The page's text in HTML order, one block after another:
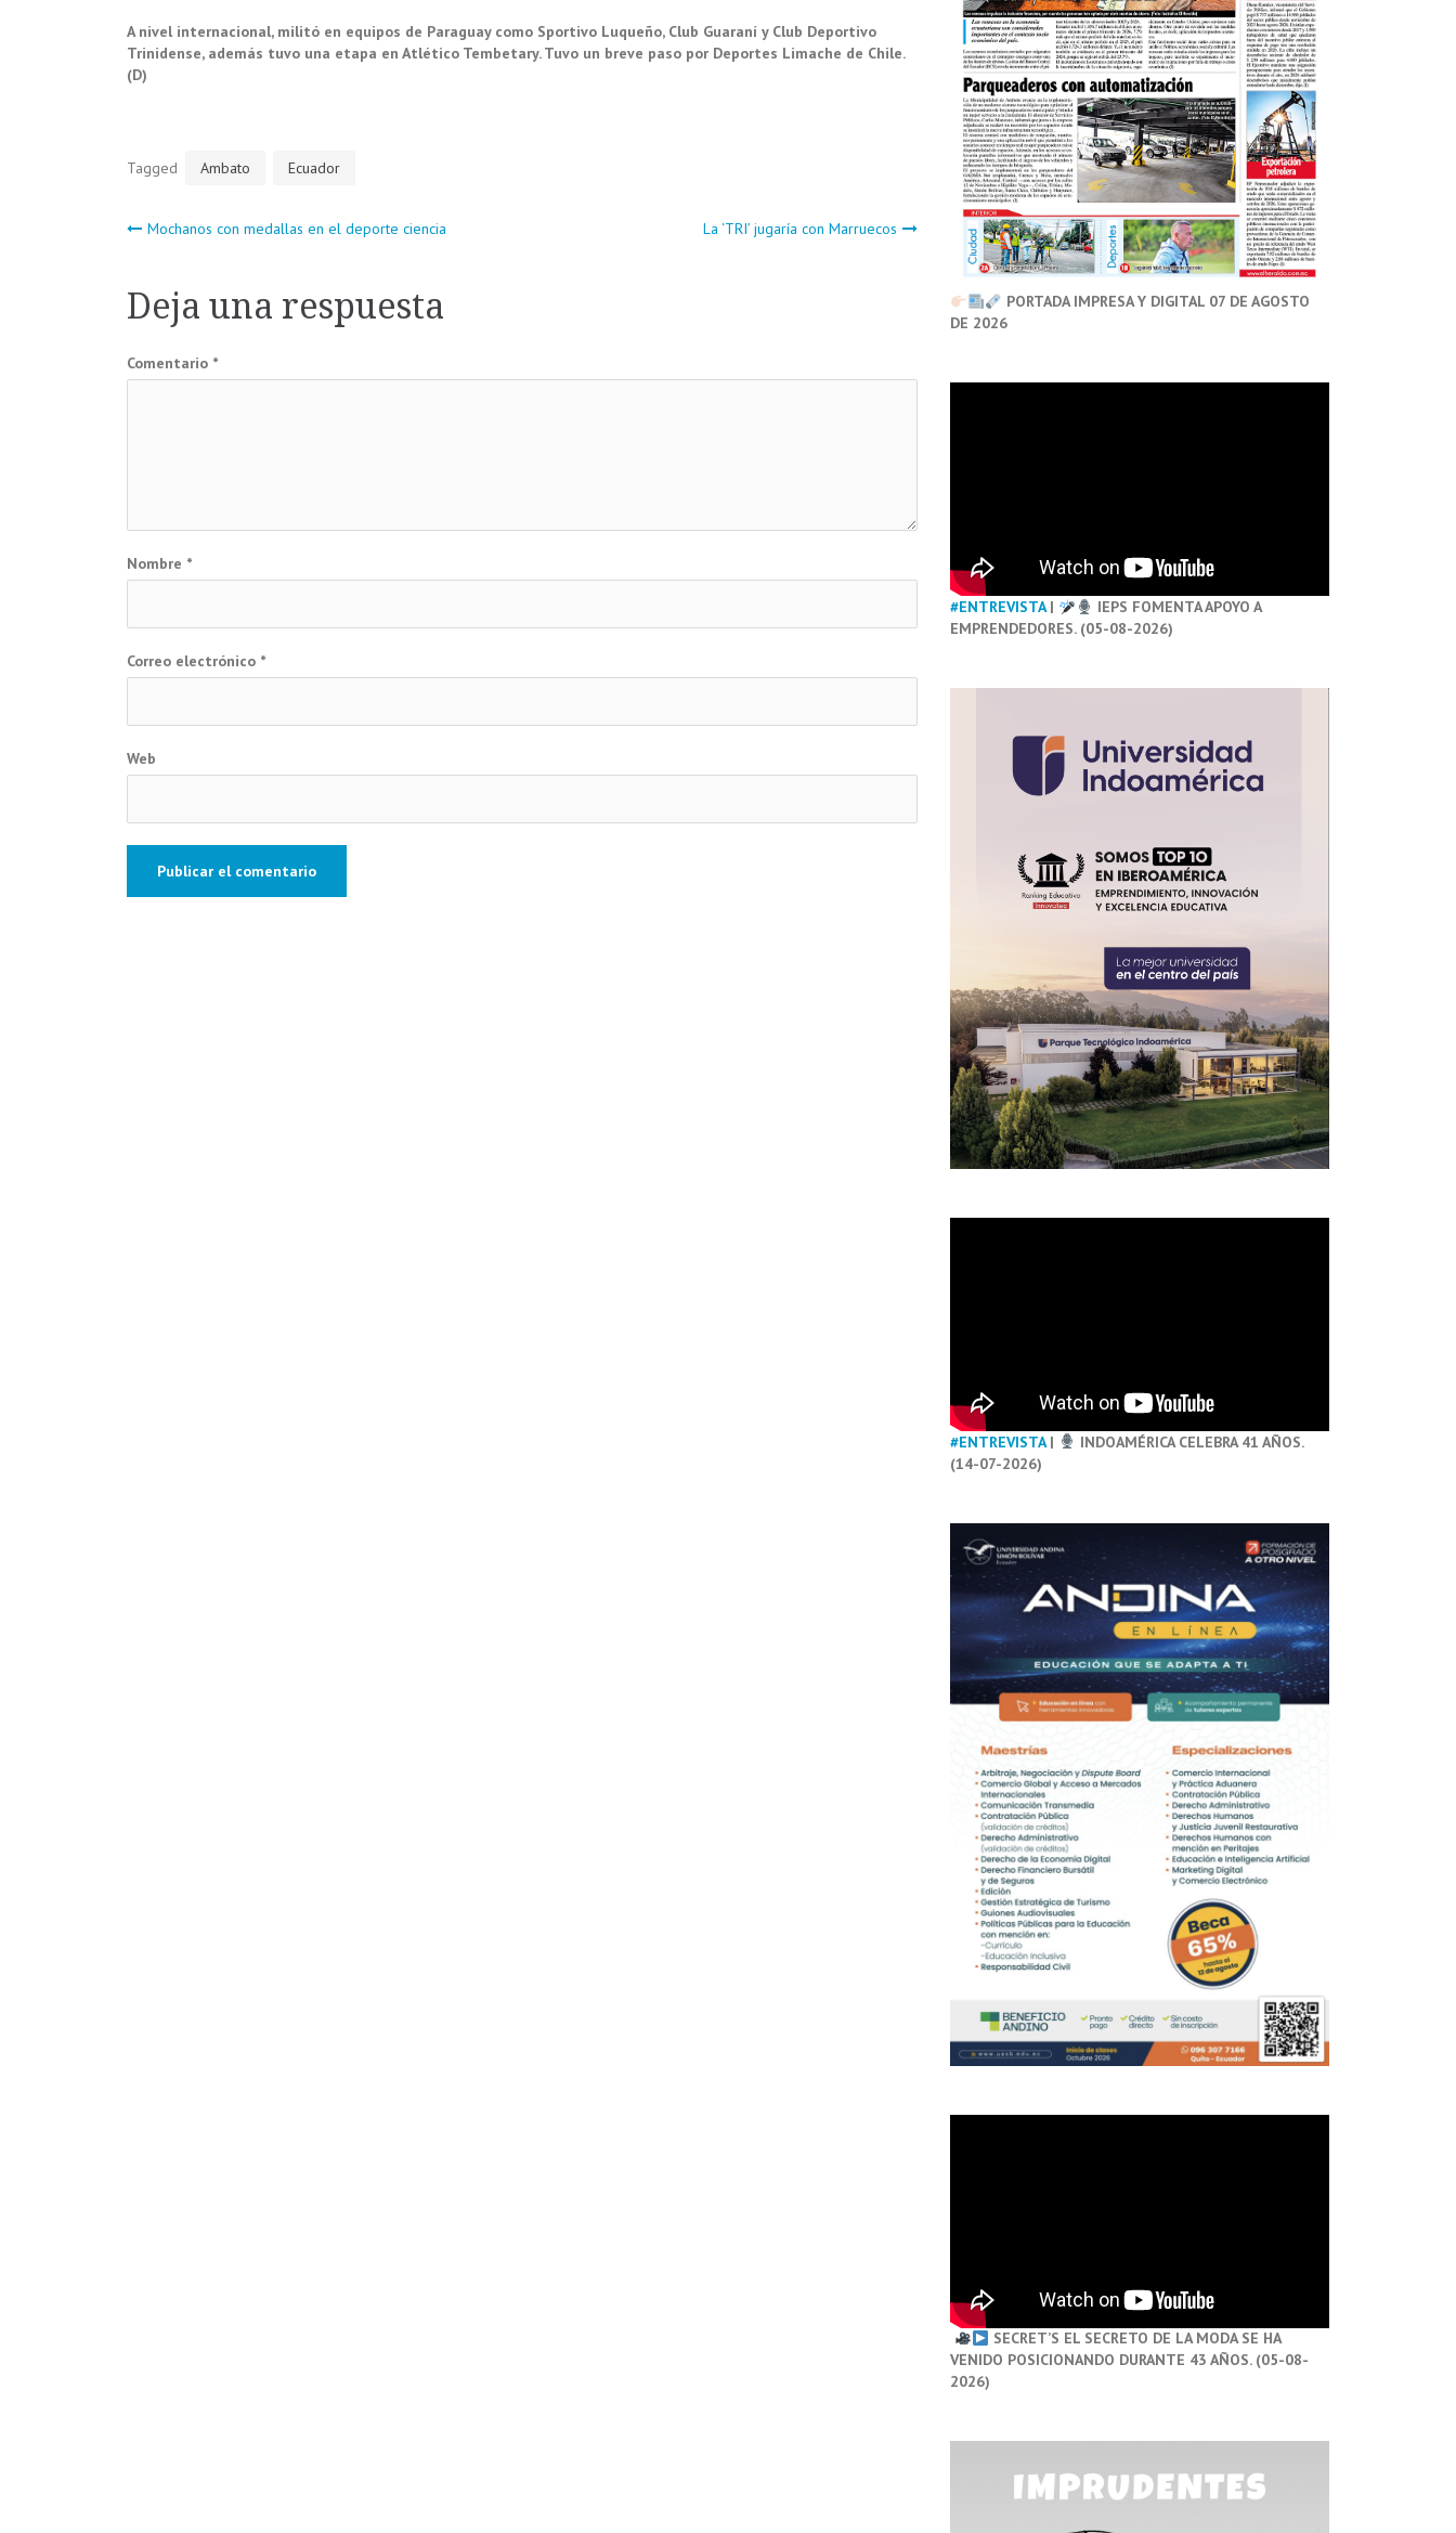
A nivel internacional, militó en equipos de Paraguay como Sportivo Luqueño, Club Guaraní y Club Deportivo
Trinidense, además tuvo una etapa en Atlético Tembetary. Tuvo un breve paso por Deportes Limache de Chile.
(D)
Tagged Ambato Ecuador
Navegación
de
entradas
Mochanos con medallas en el deporte ciencia La ‘TRI’ jugaría con Marruecos
Deja una respuesta
Comentario *
Nombre *
Correo electrónico *
Web
PORTADA IMPRESA Y DIGITAL 07 DE AGOSTO
DE 2026
#ENTREVISTA|
IEPS FOMENTA APOYO A
EMPRENDEDORES. (05-08-2026)
#ENTREVISTA|
INDOAMÉRICA CELEBRA 41 AÑOS.
(14-07-2026)
SECRET’S EL SECRETO DE LA MODA SE HA
VENIDO POSICIONANDO DURANTE 43 AÑOS. (05-08-
2026)